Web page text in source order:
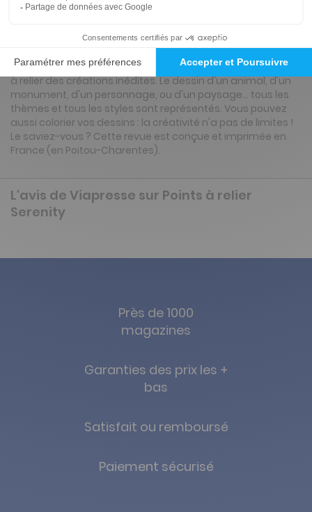
Présentation du magazine Points à relier
À chaque numéro, 84 pages pour se détendre et s'amuser
à relier des créations inédites. Le dessin d'un animal, d'un
monument, d'un personnage, ou d'un paysage… tous les
thèmes et tous les styles sont représentés. Vous pouvez
aussi colorier vos dessins : la créativité n'a pas de limites !
Le saviez-vous ? Cette revue est conçue et imprimée en
France (en Poitou-Charentes).
L'avis de Viapresse sur Points à relier
Serenity
Près de 1000
magazines
Garanties des prix les +
bas
Satisfait ou remboursé
Paiement sécurisé